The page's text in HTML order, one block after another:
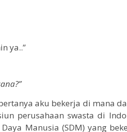
ya..”
aku bekerja di mana
perusahaan swasta di
Manusia (SDM) yang